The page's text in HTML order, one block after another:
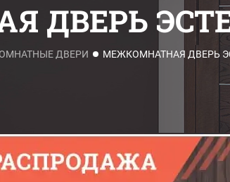
ДВЕРЬ
ДВЕРИ МЕЖКОМНАТНАЯ ДВЕРЬ